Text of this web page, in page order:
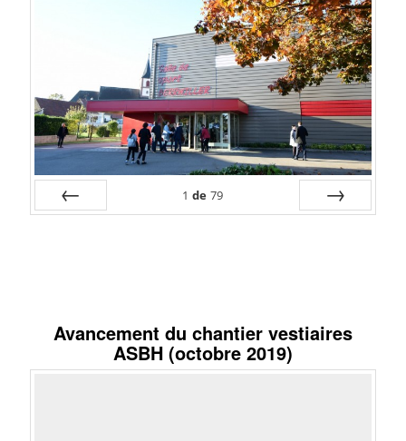
1 de 79
Avancement du chantier vestiaires
ASBH (octobre 2019)